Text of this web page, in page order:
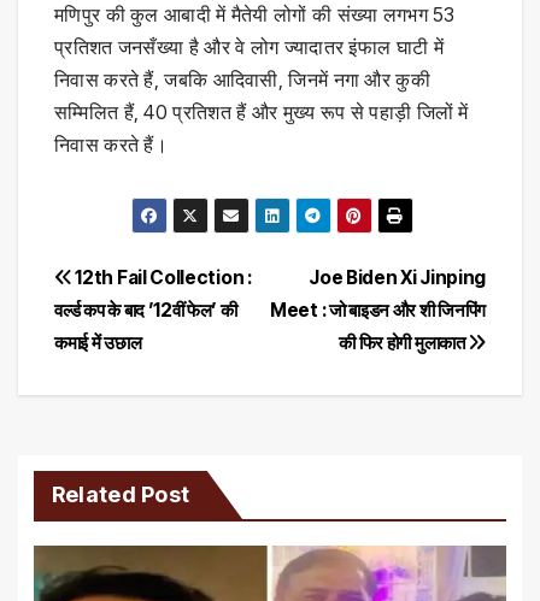
मणिपुर की कुल आबादी में मैतेयी लोगों की संख्या लगभग 53
प्रतिशत जनसँख्या है और वे लोग ज्यादातर इंफाल घाटी में
निवास करते हैं, जबकि आदिवासी, जिनमें नगा और कुकी
सम्मिलित हैं, 40 प्रतिशत हैं और मुख्य रूप से पहाड़ी जिलों में
निवास करते हैं।
Post
navigation
Joe Biden Xi Jinping
Meet : जो बाइडन और शी जिनपिंग
की फिर होगी मुलाकात
12th Fail Collection :
वर्ल्ड कप के बाद ’12वीं फेल’ की
कमाई में उछाल
Related Post